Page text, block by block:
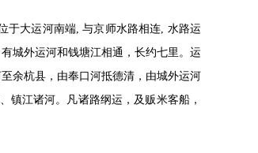
于大运河南端, 与京师水路相连, 水路运
城外运河和钱塘江相通，长约七里。运
余杭县，由奉口河抵德清，由城外运河
镇江诸河。凡诸路纲运，及贩米客船，